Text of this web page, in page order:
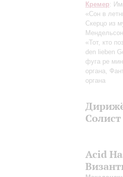
Кремер:
«Сон в
Скерцо из
«Тот, кто
den lieben
фуга ре
органа,
органа
Acid